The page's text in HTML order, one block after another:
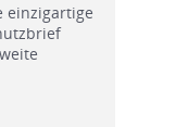
einzigartige